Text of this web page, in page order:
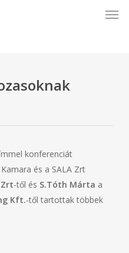
konferenciát
és a SALA Zrt
-től és S.Tóth Márta a
Kft.-től tartottak többek